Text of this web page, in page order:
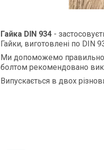
Гайка DIN 934 -
Гайки, виготовлені по DIN
Ми допоможемо правильно
болтом рекомендовано
Випускається в двох